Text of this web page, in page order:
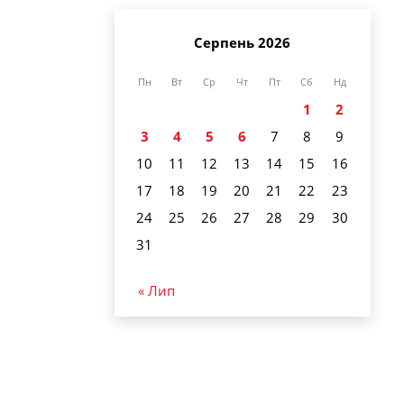
Серпень 2026
Пн Вт Ср Чт Пт Сб Нд
1
2
3
4 5 6 7 8
9
10
11 12 13 14 15
16
17
18 19 20 21 22
23
24
25 26 27 28 29
30
31
« Лип